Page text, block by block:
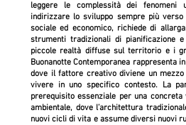
leggere le complessità dei fenomeni
indirizzare lo sviluppo sempre più
sociale ed economico, richiede di
strumenti tradizionali di pianificazione
piccole realtà diffuse sul territorio e i
Buonanotte Contemporanea rappresenta
dove il fattore creativo diviene un
vivere in uno specifico contesto. La
prerequisito essenziale per una
ambientale, dove l’architettura
nuovi cicli di vita e assume diversi nuovi